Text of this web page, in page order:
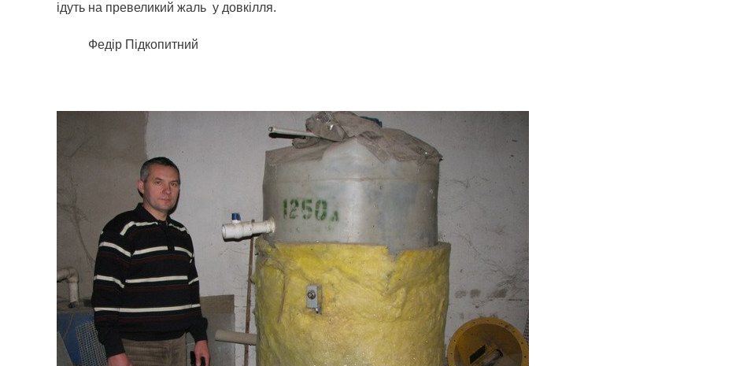
ідуть на превеликий жаль у довкілля.
Федір Підкопитний